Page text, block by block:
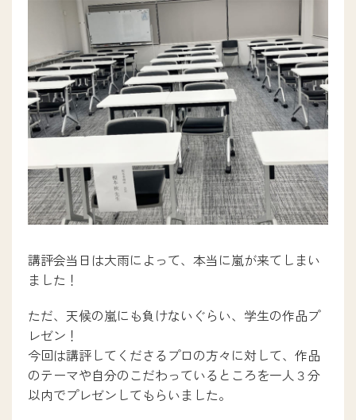
キャンパスライフ
入試情報
入試について
インターネット出願
学生募集要項ダウンロード
学校提携教育ローン
一人暮らしサポート
新着情報
デジタルパンフレット
採用担当の方へ
講評会当日は大雨によって、本当に嵐が来てしまい
ました！
ただ、天候の嵐にも負けないぐらい、学生の作品プ
レゼン！
今回は講評してくださるプロの方々に対して、作品
のテーマや自分のこだわっているところを一人３分
以内でプレゼンしてもらいました。